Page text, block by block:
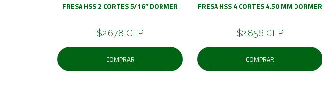
FRESA HSS 2 CORTES 5/16” DORMER
$2.678 CLP
COMPRAR
FRESA HSS 4 CORTES 4.50 MM DORMER
$2.856 CLP
COMPRAR